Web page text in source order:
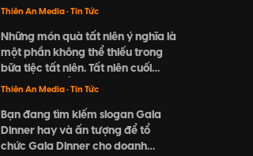
cho một sự kiện. Từ việc xác định
ngân sách, đến lựa chọn địa điểm
và thiết kế trang trí, tất cả đều
cần được tính toán và chuẩn bị kỹ
càng.
Thiên An Media• Tin Tức
Những món quà tất niên ý nghĩa là
một phần không thể thiếu trong
bữa tiệc tất niên. Tất niên cuối
năm là dịp để đoàn viên sum vầy
Hãy cùng khám phá những gợi ý
về món quà đặc biệt và ý nghĩa
cho người thân và đối tác trong
Thiên An Media• Tin Tức
Bạn đang tìm kiếm slogan Gala
Dinner hay và ấn tượng để tổ
chức Gala Dinner cho doanh